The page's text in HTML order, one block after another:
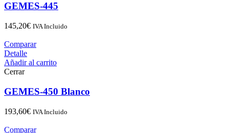
GEMES-445
145,20€ IVA Incluido
Comparar
Detalle
Añadir al carrito
Cerrar
GEMES-450 Blanco
193,60€ IVA Incluido
Comparar